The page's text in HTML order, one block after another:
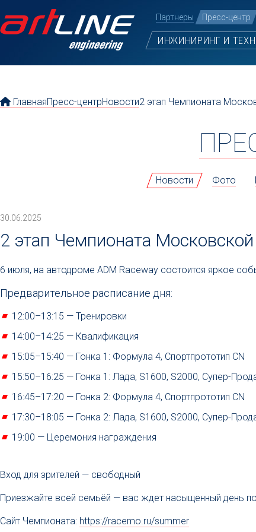
Партнеры Пресс-центр
ИНЖИНИРИНГ И
ГлавнаяПресс-центрНовости2 этап Чемпионата
Новости Фото
30.06.2025
2 этап Чемпионата
6 июля, на автодроме ADM Raceway состоится яркое
Предварительное расписание дня:
12:00–13:15 — Тренировки
14:00–14:25 — Квалификация
15:05–15:40 — Гонка 1: Формула 4, Спортпрототип CN
15:50–16:25 — Гонка 1: Лада, S1600, S2000, Супер-
16:45–17:20 — Гонка 2: Формула 4, Спортпрототип CN
17:30–18:05 — Гонка 2: Лада, S1600, S2000, Супер-
19:00 — Церемония награждения
Вход для зрителей — свободный
Приезжайте всей семьёй — вас ждет насыщенный день
Сайт Чемпионата: https://racemo.ru/summer